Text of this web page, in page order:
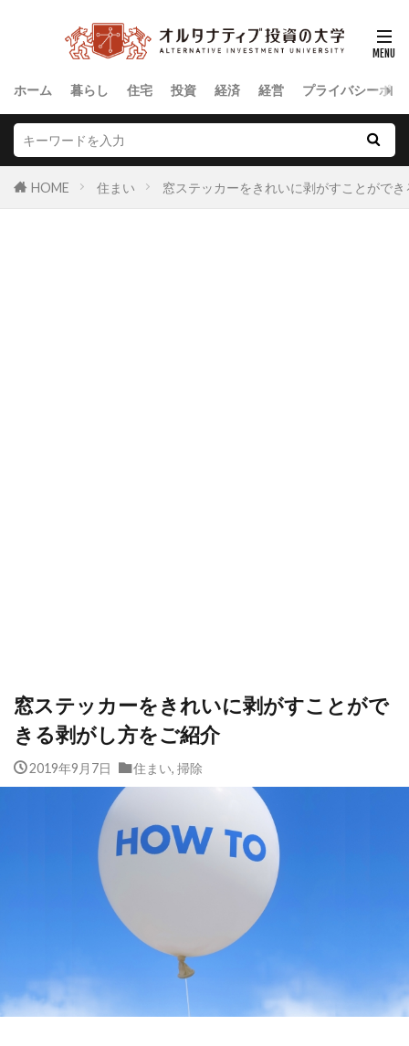
ホーム 暮らし 住宅 投資 経済 経営 プライバシーポリ
HOME 住まい 窓ステッカーをきれいに剥がすことがで
窓ステッカーをきれいに剥がすことがで
きる剥がし方をご紹介
2019年9月7日 住まい, 掃除